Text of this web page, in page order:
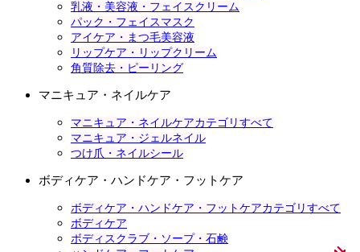
乳液・美容液・フェイスクリーム
パック・フェイスマスク
アイケア・まつ毛美容液
リップケア・リップクリーム
角質除去・ピーリング
マニキュア・ネイルケア
マニキュア・ネイルケアカテゴリすべて
マニキュア・ジェルネイル
つけ爪・ネイルシール
ボディケア・ハンドケア・フットケア
ボディケア・ハンドケア・フットケアカテゴリすべて
ボディケア
ボディスクラブ・ソープ・石鹸